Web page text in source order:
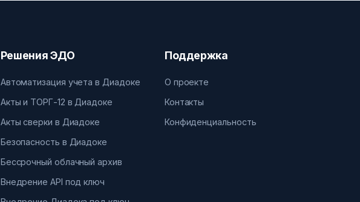
Решения ЭДО
Автоматизация учета в Диадоке
Акты и ТОРГ-12 в Диадоке
Акты сверки в Диадоке
Безопасность в Диадоке
Бессрочный облачный архив
Внедрение API под ключ
Поддержка
О проекте
Контакты
Конфиденциальность